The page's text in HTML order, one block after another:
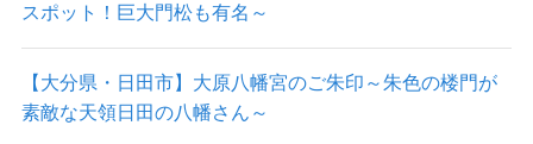
スポット！巨大門松も有名～
【大分県・日田市】大原八幡宮のご朱印～朱色の楼門が
素敵な天領日田の八幡さん～